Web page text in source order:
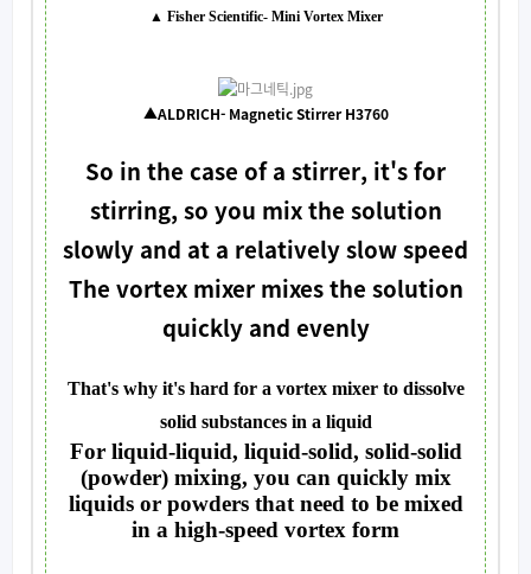
▲ Fisher Scientific- Mini Vortex Mixer
▲ALDRICH- Magnetic Stirrer H3760
So in the case of a stirrer, it's for
stirring, so you mix the solution
slowly and at a relatively slow speed
The vortex mixer mixes the solution
quickly and evenly
That's why it's hard for a vortex mixer to dissolve
solid substances in a liquid
For liquid-liquid, liquid-solid, solid-solid
(powder) mixing, you can quickly mix
liquids or powders that need to be mixed
in a high-speed vortex form